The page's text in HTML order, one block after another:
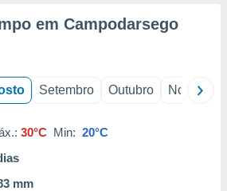
em Campodarsego
Setembro Outubro Novembro
30°C Min: 20°C
mm